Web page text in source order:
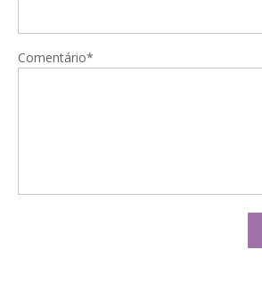
Comentário*